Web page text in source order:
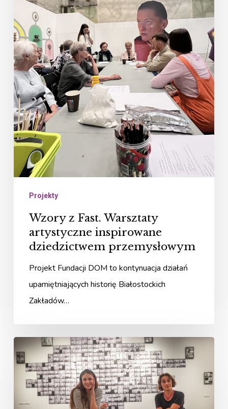
dziedzictwem
przemysłowym
Projekty
Wzory z Fast. Warsztaty
artystyczne inspirowane
dziedzictwem przemysłowym
Projekt Fundacji DOM to kontynuacja działań
upamiętniających historię Białostockich
Zakładów…
Spotkanie
z
Antoniną